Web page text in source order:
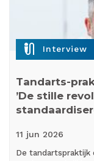
mic_external_on Interview
Tandarts-
’De stille
11 jun 2026
De